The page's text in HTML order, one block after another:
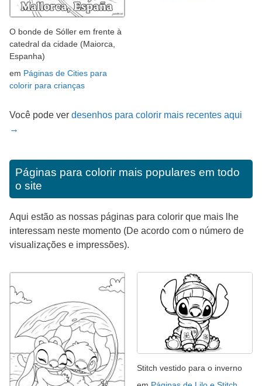
O bonde de Sóller em frente à
catedral da cidade (Maiorca,
Espanha)
em Páginas de Cities para
colorir para crianças
Você pode ver desenhos para colorir mais recentes aqui
→
Páginas para colorir mais populares em todo
o site
Aqui estão as nossas páginas para colorir que mais lhe
interessam neste momento (De acordo com o número de
visualizações e impressões).
Stitch vestido para o inverno